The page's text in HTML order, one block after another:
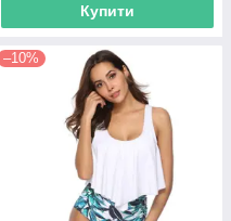
Купити
–10%